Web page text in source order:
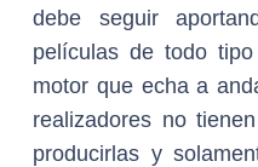
debe seguir
películas de todo
motor que echa a
realizadores no
producirlas y